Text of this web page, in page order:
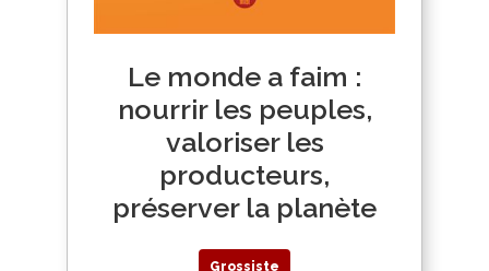
Le monde a faim :
nourrir les peuples,
valoriser les
producteurs,
préserver la planète
Grossiste